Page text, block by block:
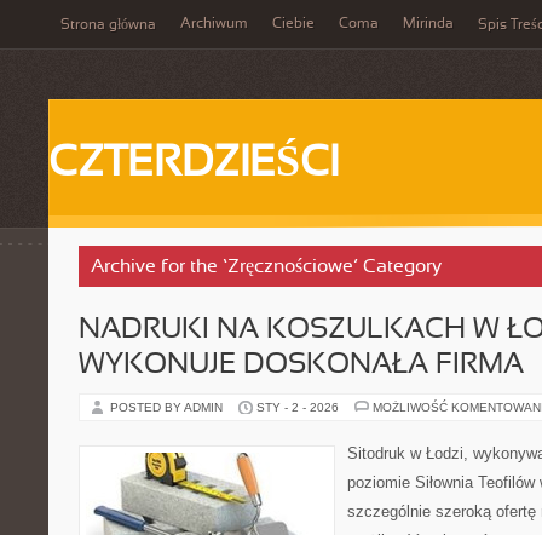
Strona główna Archiwum Ciebie Coma Mirinda Spis
CZTERDZIEŚCI
Archive for the ‘Zręcznościowe’ Category
NADRUKI NA KOSZULKACH W
WYKONUJE DOSKONAŁA FIRMA
POSTED BY ADMIN STY - 2 - 2026 MOŻLIWOŚĆ
Sitodruk w Łodzi,
poziomie Siłownia
szczególnie szeroką ofertę